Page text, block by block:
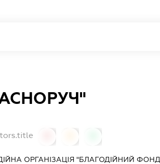
ОРГАНІЗАЦІЯ "БЛАГОДІЙНИЙ ФОНД